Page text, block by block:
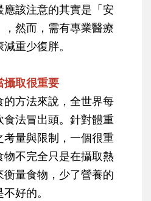
該注意的其實是「安
然而，需有專業醫療
重少復胖。
攝取很重要
方法來說，全世界每
法冒出頭。針對體重
量與限制，一個很重
不完全只是在攝取熱
量食物，少了營養的
好的。